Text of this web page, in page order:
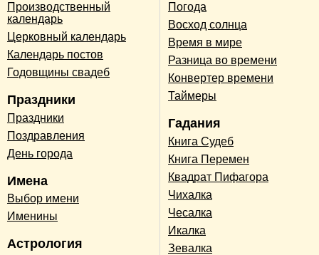
Производственный
календарь
Церковный календарь
Календарь постов
Годовщины свадеб
Праздники
Праздники
Поздравления
День города
Имена
Выбор имени
Именины
Астрология
Погода
Восход солнца
Время в мире
Разница во времени
Конвертер времени
Таймеры
Гадания
Книга Судеб
Книга Перемен
Квадрат Пифагора
Чихалка
Чесалка
Икалка
Зевалка